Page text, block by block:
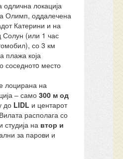
одлична локација
Олимп, оддалечена
Катерини и на
(или 1 час
со 3 км
плажа која
соседнотo место
лоцирана на
– само300 м од
до LIDL и центарот
располага со
на втор и
за парови и